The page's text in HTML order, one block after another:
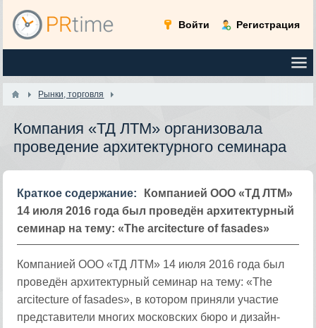
Войти Регистрация
Рынки, торговля
Компания «ТД ЛТМ» организовала
проведение архитектурного семинара
Краткое содержание:
Компанией ООО «ТД ЛТМ»
14 июля 2016 года был проведён архитектурный
семинар на тему: «The arcitecture of fasades»
Компанией ООО «ТД ЛТМ» 14 июля 2016 года был
проведён архитектурный семинар на тему: «The
arcitecture of fasades», в котором приняли участие
представители многих московских бюро и дизайн-